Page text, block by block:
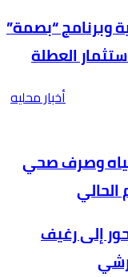
وبرنامج “بصمة”
العطلة
أخبار محليه
وصرف صحي
إلى رغيف